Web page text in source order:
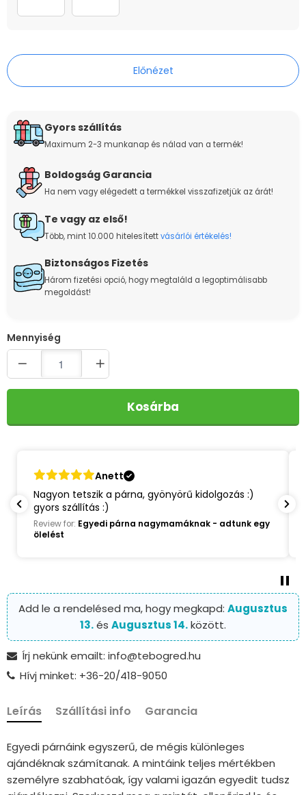
Előnézet
Gyors szállítás
Maximum 2-3 munkanap és nálad van a termék!
Boldogság Garancia
Ha nem vagy elégedett a termékkel visszafizetjük az árát!
Te vagy az első!
Több, mint 10.000 hitelesítettvásárlói értékelés!
Biztonságos Fizetés
Három fizetési opció, hogy megtaláld a legoptimálisabb
megoldást!
Kosárba
Anett
Nagyon tetszik a párna, gyönyörű kidolgozás :)
gyors szállítás :)
Review for: Egyedi párna nagymamáknak - adtunk egy
ölelést
Add le a rendelésed ma, hogy megkapd: Augusztus
13.és Augusztus 14.között.
Írj nekünk emailt: info@tebogred.hu
Hívj minket: +36-20/418-9050
Leírás Szállítási info Garancia
Egyedi párnáink egyszerű, de mégis különleges
ajándéknak számítanak. A mintáink teljes mértékben
személyre szabhatóak, így valami igazán egyedit tudsz